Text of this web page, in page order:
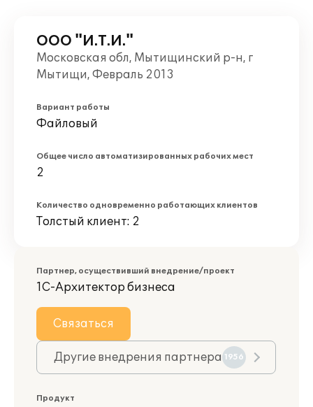
ООО "И.Т.И."
Московская обл, Мытищинский р-н, г
Мытищи, Февраль 2013
Вариант работы
Файловый
Общее число автоматизированных рабочих мест
2
Количество одновременно работающих клиентов
Толстый клиент: 2
Партнер, осуществивший внедрение/проект
1С-Архитектор бизнеса
Связаться
Другие внедрения партнера 1956
Продукт